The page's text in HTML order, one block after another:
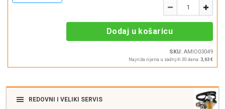
- +
Dodaj u košaricu
SKU: AMIO03049
Najniža cijena u zadnjih 30 dana: 3,63 €
REDOVNI I VELIKI SERVIS